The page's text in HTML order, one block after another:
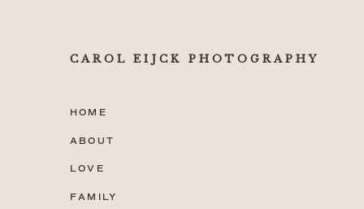
CAROL EIJCK PHOTOGRAPHY
HOME
ABOUT
LOVE
FAMILY